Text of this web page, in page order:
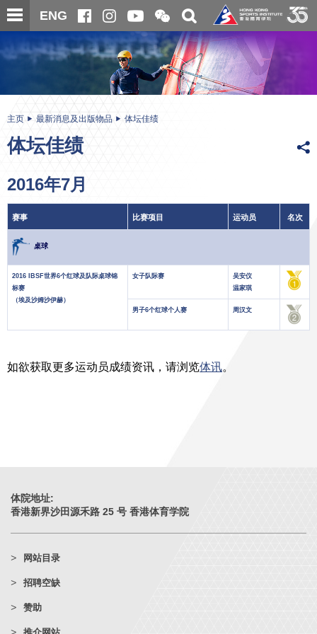
跳
至
内
ENG
开
合
微
信
二
维
码
关
搜
寻
内
主页 最新消息及出版物品 体坛佳绩
体坛佳绩
2016年7月
赛事 比赛项目 运动员 名次
桌球
2016 IBSF世界6个红球及队际桌球锦
标赛
（埃及沙姆沙伊赫）
女子队际赛
吴安仪
温家琪
男子6个红球个人赛 周汉文
如欲获取更多运动员成绩资讯，请浏览体讯。
体院地址:
香港新界沙田源禾路 25 号 香港体育学院
网站目录
招聘空缺
赞助